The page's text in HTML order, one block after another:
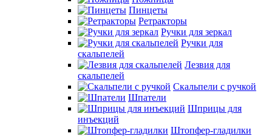
Пинцеты
Ретракторы
Ручки для зеркал
Ручки для
скальпелей
Лезвия для
скальпелей
Скальпели с ручкой
Шпатели
Шприцы для
инъекций
Штопфер-гладилки